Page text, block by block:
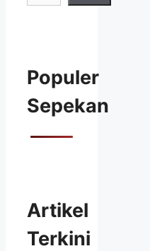
Populer
Sepekan
Artikel
Terkini